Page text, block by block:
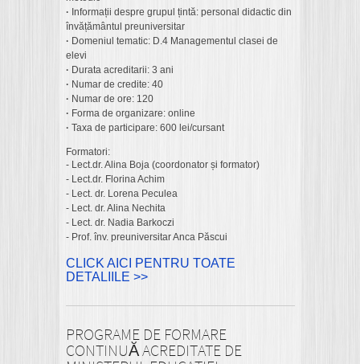
· Informații despre grupul țintă: personal didactic din
învățământul preuniversitar
· Domeniul tematic: D.4 Managementul clasei de
elevi
· Durata acreditarii: 3 ani
· Numar de credite: 40
· Numar de ore: 120
· Forma de organizare: online
· Taxa de participare: 600 lei/cursant
Formatori:
- Lect.dr. Alina Boja (coordonator și formator)
- Lect.dr. Florina Achim
- Lect. dr. Lorena Peculea
- Lect. dr. Alina Nechita
- Lect. dr. Nadia Barkoczi
- Prof. înv. preuniversitar Anca Păscui
CLICK AICI PENTRU TOATE
DETALIILE >>
PROGRAME DE FORMARE
CONTINUĂ ACREDITATE DE